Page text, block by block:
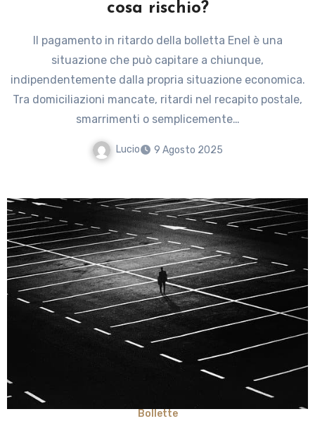
cosa rischio?
Il pagamento in ritardo della bolletta Enel è una
situazione che può capitare a chiunque,
indipendentemente dalla propria situazione economica.
Tra domiciliazioni mancate, ritardi nel recapito postale,
smarrimenti o semplicemente…
Lucio 9 Agosto 2025
Bollette